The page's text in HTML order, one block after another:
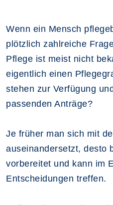
Wenn ein Mensch
plötzlich zahlreiche
Pflege ist meist nicht
eigentlich einen
stehen zur Verfügung
passenden Anträge?
Je früher man sich mit
auseinandersetzt, desto
vorbereitet und kann im
Entscheidungen treffen.